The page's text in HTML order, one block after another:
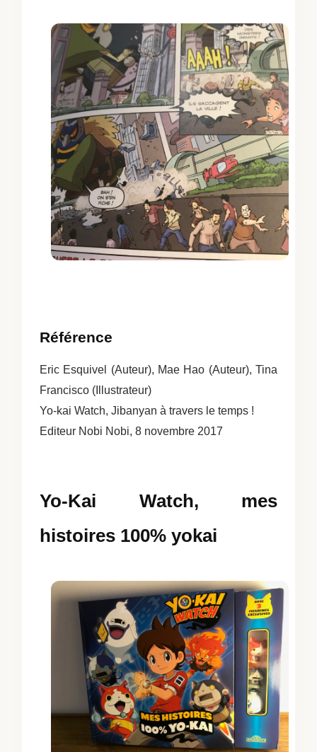
Référence
Eric Esquivel (Auteur), Mae Hao (Auteur), Tina
Francisco (Illustrateur)
Yo-kai Watch, Jibanyan à travers le temps !
Editeur Nobi Nobi, 8 novembre 2017
Yo-Kai Watch, mes
histoires 100% yokai